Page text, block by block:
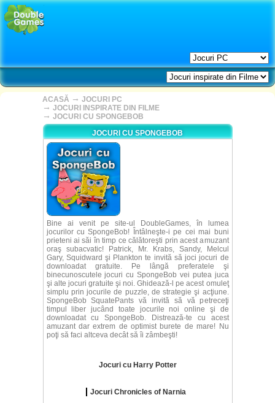
ACASĂ → JOCURI PC
→ JOCURI INSPIRATE DIN FILME
→ JOCURI CU SPONGEBOB
JOCURI CU SPONGEBOB
Bine ai venit pe site-ul DoubleGames, în lumea
jocurilor cu SpongeBob! Întâlneşte-i pe cei mai buni
prieteni ai săi în timp ce călătoreşti prin acest amuzant
oraş subacvatic! Patrick, Mr. Krabs, Sandy, Melcul
Gary, Squidward şi Plankton te invită să joci jocuri de
downloadat gratuite. Pe lângă preferatele şi
binecunoscutele jocuri cu SpongeBob vei putea juca
şi alte jocuri gratuite şi noi. Ghidează-l pe acest omuleţ
simplu prin jocurile de puzzle, de strategie şi acţiune.
SpongeBob SquatePants vă invită să vă petreceţi
timpul liber jucând toate jocurile noi online şi de
downloadat cu SpongeBob. Distrează-te cu acest
amuzant dar extrem de optimist burete de mare! Nu
poţi să faci altceva decât să îi zâmbeşti!
Jocuri cu Harry Potter
Jocuri Chronicles of Narnia